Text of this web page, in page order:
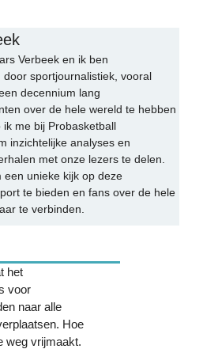
Verbeek en ik ben
door sportjournalistiek, vooral
decennium lang
over de hele wereld te hebben
me bij Probasketball
inzichtelijke analyses en
met onze lezers te delen.
een unieke kijk op deze
te bieden en fans over de hele
te verbinden.
het
voor
naar alle
Hoe
weg vrijmaakt.